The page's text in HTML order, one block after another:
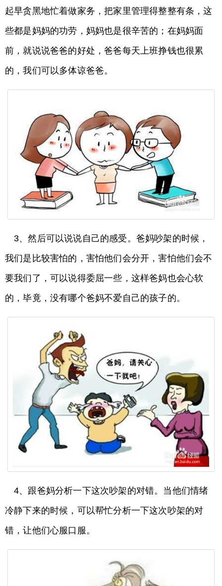
起早贪黑地忙着做家务，把家里管理得整整有条，这
些都是妈妈的功劳，妈妈也是很辛苦的；在妈妈面
前，就说说爸爸的好处，爸爸每天上班挣钱也很累
的，我们可以多体谅爸爸。
3、然后可以说说自己的感受。爸妈吵架的时候，
我们是比较害怕的，害怕他们会分开，害怕他们会不
要我们了，可以说得委屈一些，这样爸妈也会心软
的，毕竟，没有哪个爸妈不爱自己的孩子的。
4、跟爸妈分析一下这次吵架的对错。当他们情绪
冷静下来的时候，可以帮忙分析一下这次吵架的对
错，让他们心服口服。